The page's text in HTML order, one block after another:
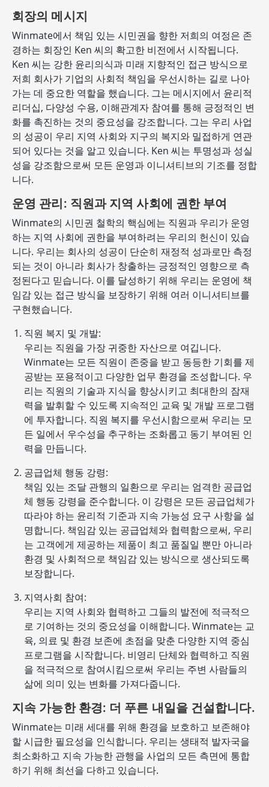
회장의 메시지
Winmate에서 책임 있는 시민권을 향한 저희의 여정은 존
경하는 회장인 Ken 씨의 확고한 비전에서 시작됩니다.
Ken 씨는 강한 윤리의식과 미래 지향적인 접근 방식으로
저희 회사가 기업의 사회적 책임을 우선시하는 길로 나아
가는 데 중요한 역할을 했습니다. 그는 메시지에서 윤리적
리더십, 다양성 수용, 이해관계자 참여를 통해 긍정적인 변
화를 촉진하는 것의 중요성을 강조합니다. 그는 우리 사업
의 성공이 우리 지역 사회와 지구의 복지와 밀접하게 연관
되어 있다는 것을 알고 있습니다. Ken 씨는 투명성과 성실
성을 강조함으로써 모든 운영과 이니셔티브의 기조를 정합
니다.
운영 관리: 직원과 지역 사회에 권한 부여
Winmate의 시민권 철학의 핵심에는 직원과 우리가 운영
하는 지역 사회에 권한을 부여하려는 우리의 헌신이 있습
니다. 우리는 회사의 성공이 단순히 재정적 성과로만 측정
되는 것이 아니라 회사가 창출하는 긍정적인 영향으로 측
정된다고 믿습니다. 이를 달성하기 위해 우리는 운영에 책
임감 있는 접근 방식을 보장하기 위해 여러 이니셔티브를
구현했습니다.
직원 복지 및 개발:
우리는 직원을 가장 귀중한 자산으로 여깁니다.
Winmate는 모든 직원이 존중을 받고 동등한 기회를 제
공받는 포용적이고 다양한 업무 환경을 조성합니다. 우
리는 직원의 기술과 지식을 향상시키고 최대한의 잠재
력을 발휘할 수 있도록 지속적인 교육 및 개발 프로그램
에 투자합니다. 직원 복지를 우선시함으로써 우리는 모
든 일에서 우수성을 추구하는 조화롭고 동기 부여된 인
력을 만듭니다.
공급업체 행동 강령:
책임 있는 조달 관행의 일환으로 우리는 엄격한 공급업
체 행동 강령을 준수합니다. 이 강령은 모든 공급업체가
따라야 하는 윤리적 기준과 지속 가능성 요구 사항을 설
명합니다. 책임감 있는 공급업체와 협력함으로써, 우리
는 고객에게 제공하는 제품이 최고 품질일 뿐만 아니라
환경 및 사회적으로 책임감 있는 방식으로 생산되도록
보장합니다.
지역사회 참여:
우리는 지역 사회와 협력하고 그들의 발전에 적극적으
로 기여하는 것의 중요성을 이해합니다. Winmate는 교
육, 의료 및 환경 보존에 초점을 맞춘 다양한 지역 중심
프로그램을 시작합니다. 비영리 단체와 협력하고 직원
을 적극적으로 참여시킴으로써 우리는 주변 사람들의
삶에 의미 있는 변화를 가져다줍니다.
지속 가능한 환경: 더 푸른 내일을 건설합니다.
Winmate는 미래 세대를 위해 환경을 보호하고 보존해야
할 시급한 필요성을 인식합니다. 우리는 생태적 발자국을
최소화하고 지속 가능한 관행을 사업의 모든 측면에 통합
하기 위해 최선을 다하고 있습니다.